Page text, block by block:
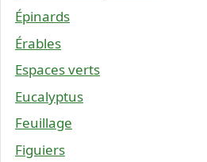
Épinards
Érables
Espaces verts
Eucalyptus
Feuillage
Figuiers